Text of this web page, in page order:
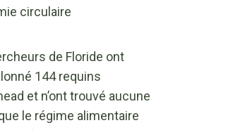
circulaire
de Floride ont
144 requins
et n’ont trouvé aucune
le régime alimentaire